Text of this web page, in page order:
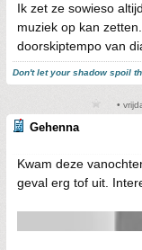
Ik zet ze sowieso
muziek op kan
doorskiptempo van
Don't let your shadow spoil
•
Gehenna
Kwam deze
geval erg tof uit.